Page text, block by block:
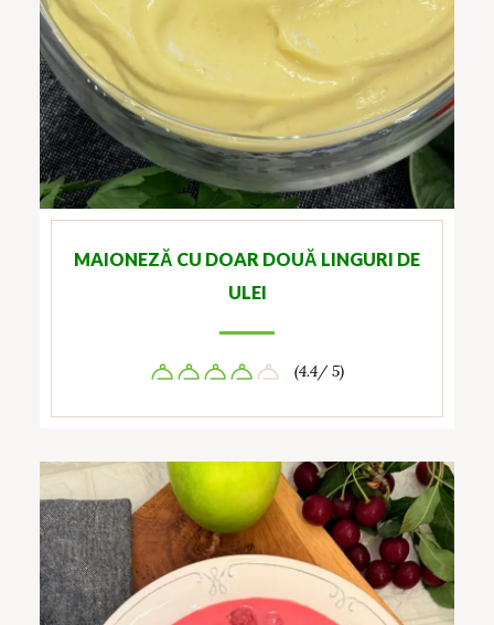
MAIONEZĂ CU DOAR DOUĂ LINGURI DE
ULEI
(4.4/ 5)